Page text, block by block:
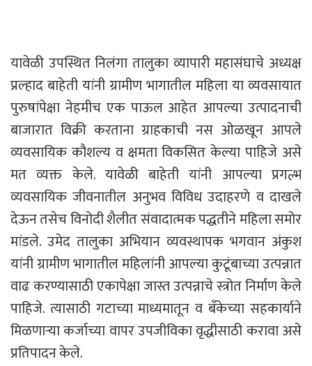
यावेळी उपस्थित निलंगा तालुका व्यापारी महासंघाचे अध्यक्ष
प्रल्हाद बाहेती यांनी ग्रामीण भागातील महिला या व्यवसायात
पुरुषांपेक्षा नेहमीच एक पाऊल आहेत आपल्या उत्पादनाची
बाजारात विक्री करताना ग्राहकाची नस ओळखून आपले
व्यवसायिक कौशल्य व क्षमता विकसित केल्या पाहिजे असे
मत व्यक्त केले. यावेळी बाहेती यांनी आपल्या प्रगल्भ
व्यवसायिक जीवनातील अनुभव विविध उदाहरणे व दाखले
देऊन तसेच विनोदी शैलीत संवादात्मक पद्धतीने महिला समोर
मांडले. उमेद तालुका अभियान व्यवस्थापक भगवान अंकुश
यांनी ग्रामीण भागातील महिलांनी आपल्या कुटूंबाच्या उत्पन्नात
वाढ करण्यासाठी एकापेक्षा जास्त उत्पन्नाचे स्त्रोत निर्माण केले
पाहिजे. त्यासाठी गटाच्या माध्यमातून व बँकेच्या सहकार्याने
मिळणाऱ्या कर्जाच्या वापर उपजीविका वृद्धीसाठी करावा असे
प्रतिपादन केले.